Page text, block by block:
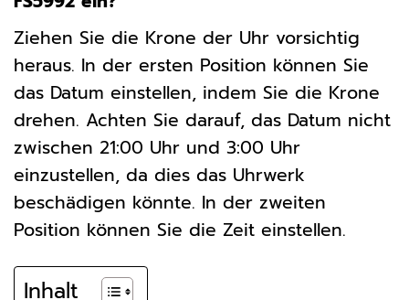
Ziehen Sie die Krone der Uhr vorsichtig
heraus. In der ersten Position können Sie
das Datum einstellen, indem Sie die Krone
drehen. Achten Sie darauf, das Datum nicht
zwischen 21:00 Uhr und 3:00 Uhr
einzustellen, da dies das Uhrwerk
beschädigen könnte. In der zweiten
Position können Sie die Zeit einstellen.
Inhalt